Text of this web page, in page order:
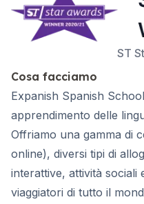
ST
Cosa facciamo
Expanish Spanish
apprendimento delle
Offriamo una gamma di
online), diversi tipi di
interattive, attività sociali
viaggiatori di tutto il